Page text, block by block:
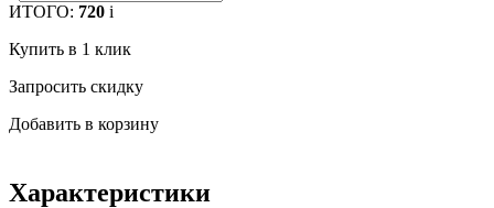
ИТОГО: 720 i
Купить в 1 клик
Запросить скидку
Добавить в корзину
Характеристики